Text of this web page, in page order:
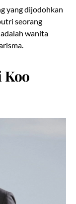
yang dijodohkan
seorang
wanita
Koo